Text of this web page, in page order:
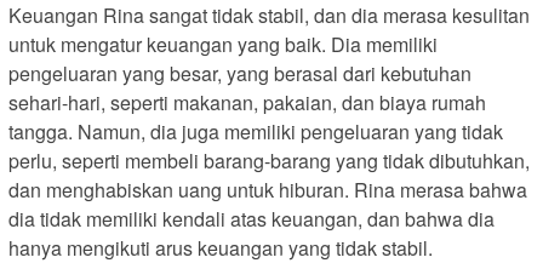
Keuangan Rina sangat tidak stabil, dan dia merasa kesulitan
untuk mengatur keuangan yang baik. Dia memiliki
pengeluaran yang besar, yang berasal dari kebutuhan
sehari-hari, seperti makanan, pakaian, dan biaya rumah
tangga. Namun, dia juga memiliki pengeluaran yang tidak
perlu, seperti membeli barang-barang yang tidak dibutuhkan,
dan menghabiskan uang untuk hiburan. Rina merasa bahwa
dia tidak memiliki kendali atas keuangan, dan bahwa dia
hanya mengikuti arus keuangan yang tidak stabil.